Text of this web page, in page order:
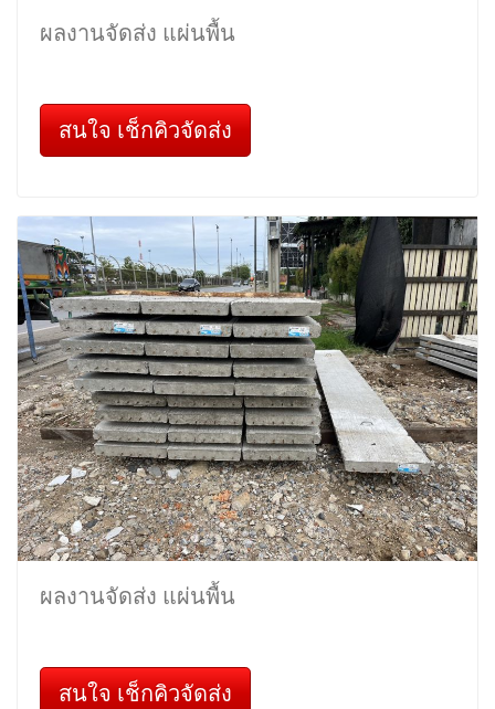
ผลงานจัดส่ง แผ่นพื้น
สนใจ เช็กคิวจัดส่ง
ผลงานจัดส่ง แผ่นพื้น
สนใจ เช็กคิวจัดส่ง